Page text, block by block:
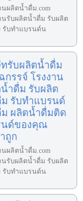
นผลิตน้ำดื่ม.com
นรับผลิตน้ำดื่ม รับผลิต
รับทำแบรนด์น
รับผลิตน้ำดื่ม
กรรจ์ โรงงาน
ำดื่ม รับผลิต
รับทำแบรนด์
ผลิตน้ำดื่มติด
นด์ของคุณ
ถูก
นผลิตน้ำดื่ม.com
นรับผลิตน้ำดื่ม รับผลิต
รับทำแบรนด์น